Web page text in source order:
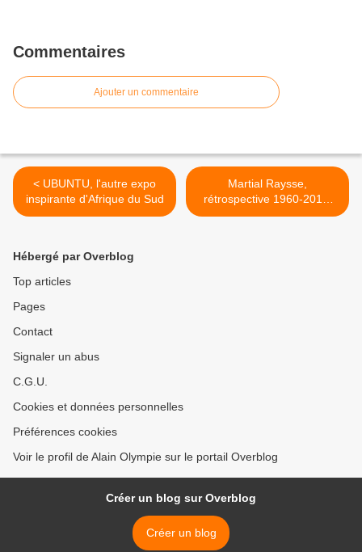
Commentaires
Ajouter un commentaire
< UBUNTU, l'autre expo
inspirante d'Afrique du Sud
Martial Raysse,
rétrospective 1960-2014,
au Centre Pompidou, Paris
Hébergé par Overblog
Top articles
Pages
Contact
Signaler un abus
C.G.U.
Cookies et données personnelles
Préférences cookies
Voir le profil de Alain Olympie sur le portail Overblog
Créer un blog sur Overblog
Créer un blog